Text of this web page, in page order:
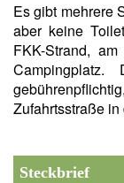
Es gibt mehrere
aber keine
FKK-Strand,
Zufahrtsstraße in
Steckbrief